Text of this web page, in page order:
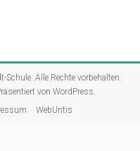
Schule . Alle Rechte vorbehalten.
vonWordPress
WebUntis